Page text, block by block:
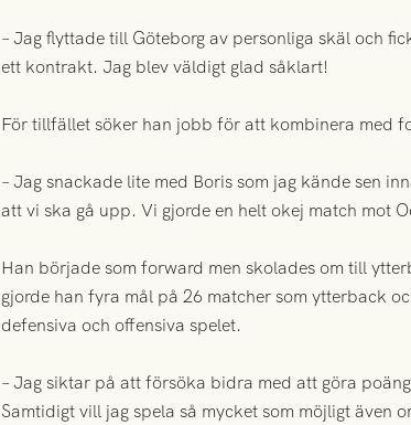
– Jag flyttade till Göteborg av personliga skäl och
ett kontrakt. Jag blev väldigt glad såklart!
För tillfället söker han jobb för att kombinera med
– Jag snackade lite med Boris som jag kände sen
att vi ska gå upp. Vi gjorde en helt okej match mot
Han började som forward men skolades om till
gjorde han fyra mål på 26 matcher som ytterback
defensiva och offensiva spelet.
– Jag siktar på att försöka bidra med att göra
Samtidigt vill jag spela så mycket som möjligt även